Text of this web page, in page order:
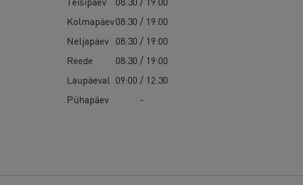
Kolmapäev08:30 / 19:00
Neljapäev 08:30 / 19:00
Reede
08:30 / 19:00
Laupäeval 09:00 / 12:30
Pühapäev
-